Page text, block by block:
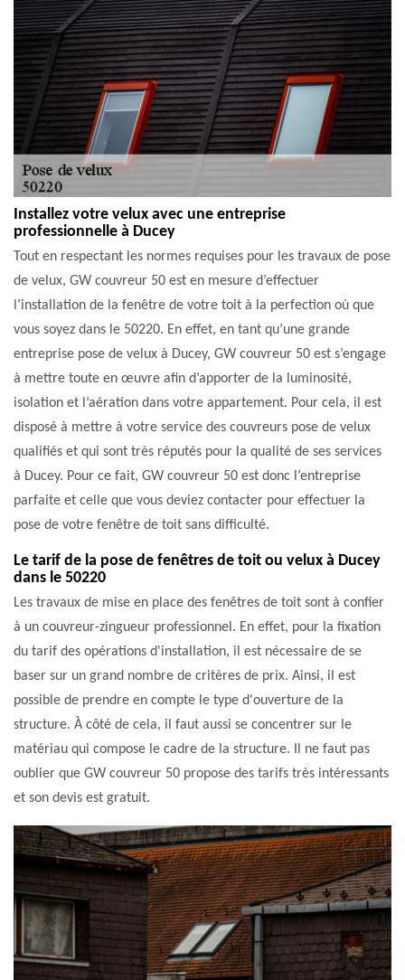
Installez votre velux avec une entreprise
professionnelle à Ducey
Tout en respectant les normes requises pour les travaux de pose
de velux, GW couvreur 50 est en mesure d’effectuer
l’installation de la fenêtre de votre toit à la perfection où que
vous soyez dans le 50220. En effet, en tant qu’une grande
entreprise pose de velux à Ducey, GW couvreur 50 est s’engage
à mettre toute en œuvre afin d’apporter de la luminosité,
isolation et l’aération dans votre appartement. Pour cela, il est
disposé à mettre à votre service des couvreurs pose de velux
qualifiés et qui sont très réputés pour la qualité de ses services
à Ducey. Pour ce fait, GW couvreur 50 est donc l’entreprise
parfaite et celle que vous deviez contacter pour effectuer la
pose de votre fenêtre de toit sans difficulté.
Le tarif de la pose de fenêtres de toit ou velux à Ducey
dans le 50220
Les travaux de mise en place des fenêtres de toit sont à confier
à un couvreur-zingueur professionnel. En effet, pour la fixation
du tarif des opérations d'installation, il est nécessaire de se
baser sur un grand nombre de critères de prix. Ainsi, il est
possible de prendre en compte le type d'ouverture de la
structure. À côté de cela, il faut aussi se concentrer sur le
matériau qui compose le cadre de la structure. Il ne faut pas
oublier que GW couvreur 50 propose des tarifs très intéressants
et son devis est gratuit.